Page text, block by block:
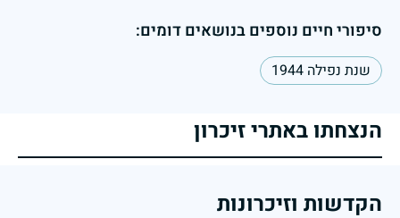
סיפורי חיים נוספים בנושאים דומים:
שנת נפילה 1944
הנצחתו באתרי זיכרון
הקדשות וזיכרונות